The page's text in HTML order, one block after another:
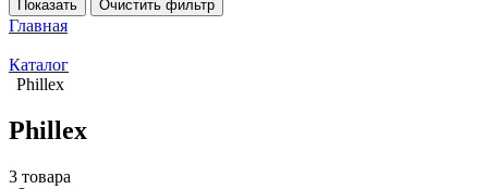
Показать
Очистить фильтр
Главная
Каталог
Phillex
Phillex
3 товара